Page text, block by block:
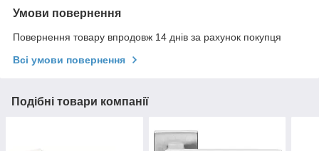
Умови повернення
Повернення товару впродовж 14 днів за рахунок покупця
Всі умови повернення
Подібні товари компанії